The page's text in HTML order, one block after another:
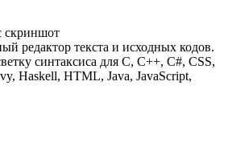
редактор текста и исходных кодов.
синтаксиса для C, C++, C#, CSS,
Haskell, HTML, Java, JavaScript,